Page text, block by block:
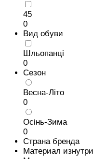
45
0
Вид обуви
Шльопанці
0
Сезон
Весна-Літо
0
Осінь-Зима
0
Страна бренда
Материал изнутри